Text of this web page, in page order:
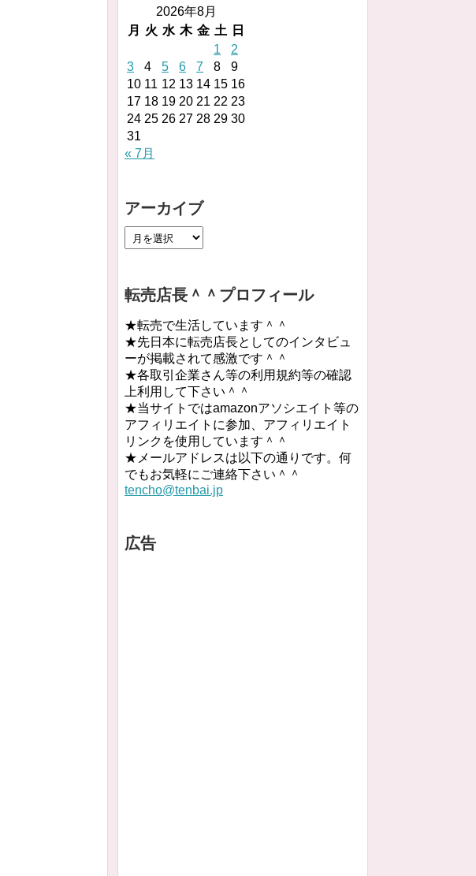
2026年8月
月
火 水 木 金 土
日
1
2
3
4 5 6 7 8
9
10 11 12 13 14 15 16
17 18 19 20 21 22 23
24 25 26 27 28 29 30
31
« 7月
アーカイブ
転売店長＾＾プロフィール
★転売で生活しています＾＾
★先日本に転売店長としてのインタビュ
ーが掲載されて感激です＾＾
★各取引企業さん等の利用規約等の確認
上利用して下さい＾＾
★当サイトではamazonアソシエイト等の
アフィリエイトに参加、アフィリエイト
リンクを使用しています＾＾
★メールアドレスは以下の通りです。何
でもお気軽にご連絡下さい＾＾
tencho@tenbai.jp
広告